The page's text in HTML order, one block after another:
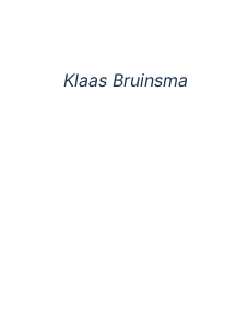
Klaas Bruinsma